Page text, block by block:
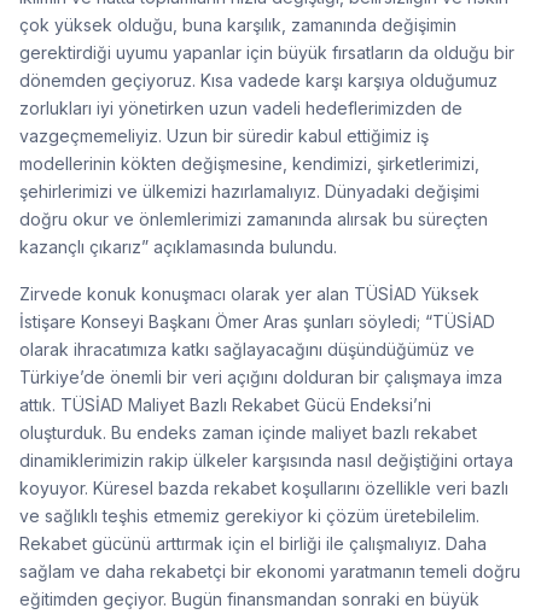
çok yüksek olduğu, buna karşılık, zamanında değişimin
gerektirdiği uyumu yapanlar için büyük fırsatların da olduğu bir
dönemden geçiyoruz. Kısa vadede karşı karşıya olduğumuz
zorlukları iyi yönetirken uzun vadeli hedeflerimizden de
vazgeçmemeliyiz. Uzun bir süredir kabul ettiğimiz iş
modellerinin kökten değişmesine, kendimizi, şirketlerimizi,
şehirlerimizi ve ülkemizi hazırlamalıyız. Dünyadaki değişimi
doğru okur ve önlemlerimizi zamanında alırsak bu süreçten
kazançlı çıkarız” açıklamasında bulundu.
Zirvede konuk konuşmacı olarak yer alan TÜSİAD Yüksek
İstişare Konseyi Başkanı Ömer Aras şunları söyledi; “TÜSİAD
olarak ihracatımıza katkı sağlayacağını düşündüğümüz ve
Türkiye’de önemli bir veri açığını dolduran bir çalışmaya imza
attık. TÜSİAD Maliyet Bazlı Rekabet Gücü Endeksi’ni
oluşturduk. Bu endeks zaman içinde maliyet bazlı rekabet
dinamiklerimizin rakip ülkeler karşısında nasıl değiştiğini ortaya
koyuyor. Küresel bazda rekabet koşullarını özellikle veri bazlı
ve sağlıklı teşhis etmemiz gerekiyor ki çözüm üretebilelim.
Rekabet gücünü arttırmak için el birliği ile çalışmalıyız. Daha
sağlam ve daha rekabetçi bir ekonomi yaratmanın temeli doğru
eğitimden geçiyor. Bugün finansmandan sonraki en büyük